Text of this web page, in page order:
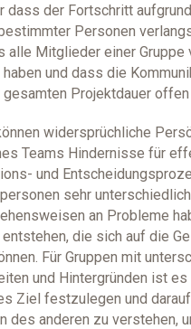
dass der Fortschritt
Personen
alle Mitglieder einer Gruppe
haben und dass die
gesamten Projektdauer
widersprüchliche
Teams Hindernisse für
und
sehr
an Probleme
entstehen, die sich auf die
Für Gruppen mit
und Hintergründen ist
Ziel festzulegen und
des anderen zu verstehen,